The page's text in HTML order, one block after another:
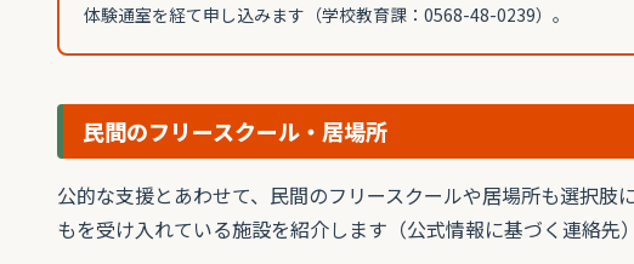
体験通室を経て申し込みます（学校教育課：0568-48-0239）。
民間のフリースクール・居場所
公的な支援とあわせて、民間のフリースクールや居場所も選択肢
もを受け入れている施設を紹介します（公式情報に基づく連絡先）